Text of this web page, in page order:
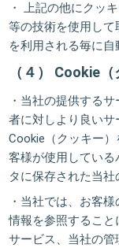
・ 上記の他にクッ
等の技術を使用し
を利用される毎に自
（４） Cookie
・当社の提供する
者に対しより良い
Cookie（クッキー
客様が使用してい
タに保存された当社
・当社では、お客
情報を参照するこ
サービス、当社の